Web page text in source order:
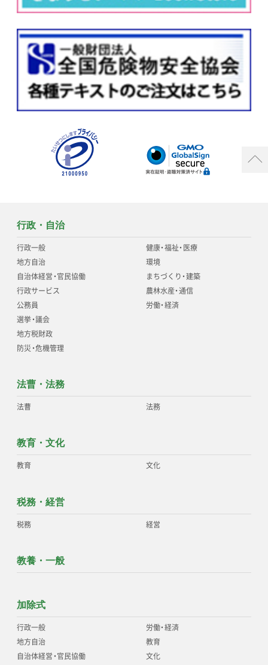
行政・自治
行政一般
地方自治
自治体経営・官民協働
行政サービス
公務員
選挙・議会
地方税財政
防災・危機管理
健康・福祉・医療
環境
まちづくり・建築
農林水産・通信
労働・経済
法曹・法務
法曹 法務
教育・文化
教育 文化
税務・経営
税務 経営
教養・一般
加除式
行政一般
地方自治
自治体経営・官民協働
労働・経済
教育
文化